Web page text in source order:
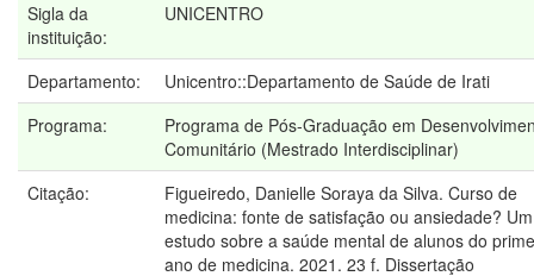
Sigla da
instituição:
UNICENTRO
Departamento:
Unicentro::Departamento de Saúde de Irati
Programa:
Programa de Pós-Graduação em
Comunitário (Mestrado Interdisciplinar)
Citação:
Figueiredo, Danielle Soraya da Silva. Curso de
medicina: fonte de satisfação ou ansiedade? Um
estudo sobre a saúde mental de alunos do
ano de medicina. 2021. 23 f. Dissertação